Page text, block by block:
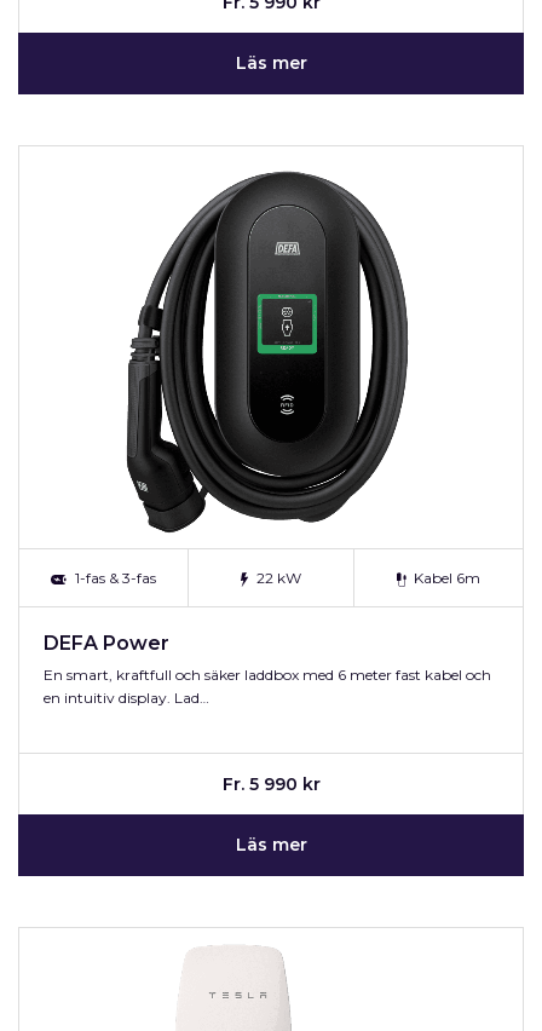
Läs mer
1-fas & 3-fas 22 kW Kabel 6m
DEFA Power
En smart, kraftfull och säker laddbox med 6 meter fast kabel och
en intuitiv display. Lad…
Fr. 5 990 kr
Läs mer